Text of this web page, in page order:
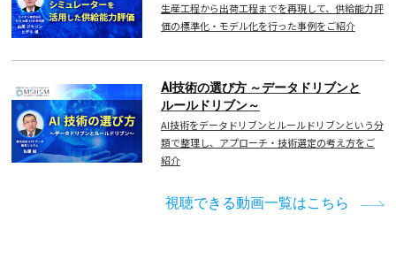
生産工程から出荷工程までを再現して、供給能力評
価の標準化・モデル化を行った事例をご紹介
AI技術の選び方 ～データドリブンと
ルールドリブン～
AI技術をデータドリブンとルールドリブンという分
類で整理し、アプローチ・技術選定の考え方をご
紹介
視聴できる動画一覧はこちら